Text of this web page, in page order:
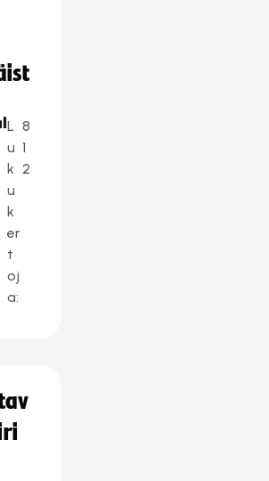
L
u
k
u
k
er
t
oj
a:
8
1
2